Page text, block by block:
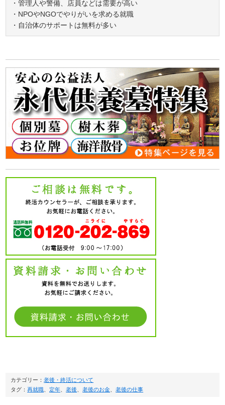
・管理人や警備、店員などは需要が高い
・NPOやNGOでやりがいを求める就職
・自治体のサポートは無料が多い
カテゴリー：老後・終活について
タグ：再就職 、定年 、老後 、老後のお金 、老後の仕事